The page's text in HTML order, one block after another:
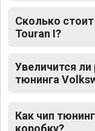
Сколько
Touran I?
Увеличится ли
тюнинга
Как чип
коробку?